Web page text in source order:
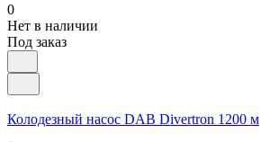
0
Нет в наличии
Под заказ
Колодезный насос DAB Divertron 1200 м